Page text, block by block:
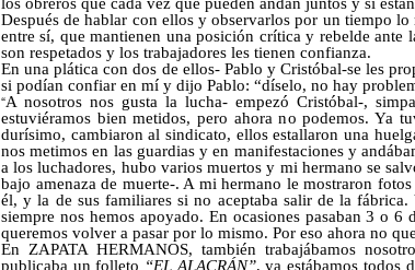
Después de hablar con ellos y observarlos por un tiempo
entre sí, que mantienen una posición crítica y rebelde
son respetados y los trabajadores les tienen confianza.
En una plática con dos de ellos- Pablo y Cristóbal-se les
si podían confiar en mí y dijo Pablo: “díselo, no hay
“A nosotros nos gusta la lucha- empezó Cristóbal-,
estuviéramos bien metidos, pero ahora no podemos. Ya
durísimo, cambiaron al sindicato, ellos estallaron una
nos metimos en las guardias y en manifestaciones y
a los luchadores, hubo varios muertos y mi hermano se
bajo amenaza de muerte-. A mi hermano le mostraron
él, y la de sus familiares si no aceptaba salir de la
siempre nos hemos apoyado. En ocasiones pasaban 3 o
queremos volver a pasar por lo mismo. Por eso ahora no
En ZAPATA HERMANOS, también trabajábamos
publicaba un folleto “EL ALACRÁN”, ya estábamos todos